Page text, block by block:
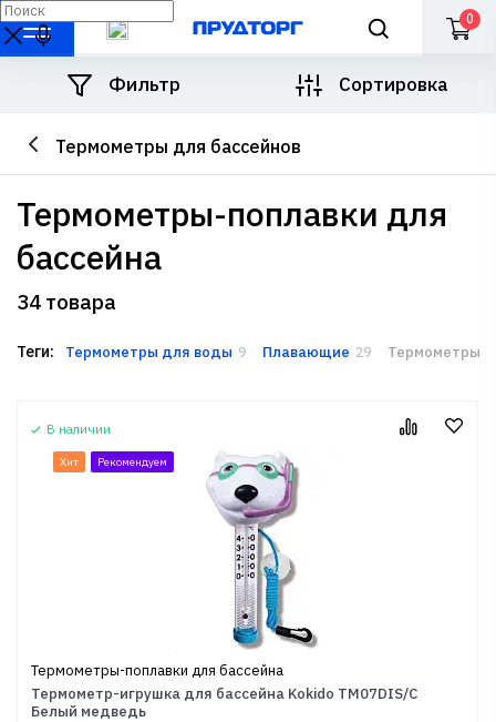
0
Термометры для бассейнов
Фильтр Сортировка
термометры-поплавки для
бассейна
34 товара
Теги: Термометры для воды 9 Плавающие 29 Термометры-
В наличии
Хит Рекомендуем
Термометры-поплавки для бассейна
Термометр-игрушка для бассейна Kokido TM07DIS/C
Белый медведь